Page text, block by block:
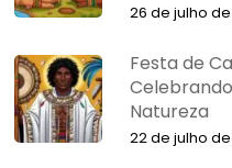
26 de julho
Festa de
Natureza
22 de julho